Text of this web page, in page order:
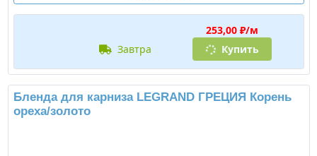
253,00 ₽/м
завтра
Купить
Бленда для карниза LEGRAND ГРЕЦИЯ Корень
ореха/золото